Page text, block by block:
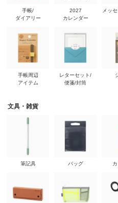
手帳/
ダイアリー
手帳周辺
アイテム
2027
カレンダー
レターセット/
便箋/封筒
メッ
文具・雑貨
筆記具 バッグ